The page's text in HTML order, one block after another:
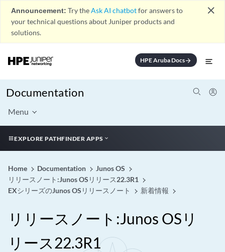
Announcement: Try theAsk AI chatbotfor answers to
your technical questions about Juniper products and
solutions.
close
HPE Aruba Docsarrow_forward
Documentation
Menu
EXPLORE PATHFINDER APPS
Home Documentation
Junos OS
リリースノート:Junos OSリリース22.3R1
EXシリーズのJunos OSリリースノート
新着情報
リリースノート:Junos OSリ
リース22.3R1